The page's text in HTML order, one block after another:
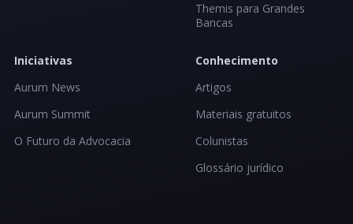
Themis para Grandes
Bancas
Iniciativas
Aurum News
Aurum Summit
O Futuro da Advocacia
Conhecimento
Artigos
Materiais gratuitos
Colunistas
Glossário jurídico